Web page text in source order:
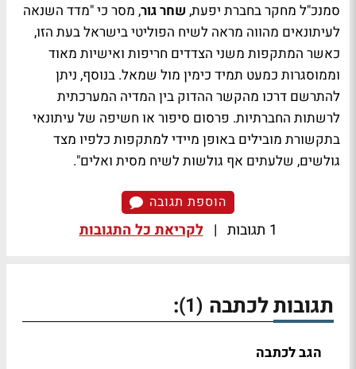
סמנכ"ל מחקר בחברת יפעת, שחר גור, מסר כי "מדד השנאה
לעיתונאים מהווה מראה לשיח הפוליטי בישראל בעת הזו,
כאשר המתקפות משני הצדדים חריפות ואישיות מאוד
וממוסגרות כמעט תמיד כימין מול שמאל. בנוסף, ניתן
להתרשם דרכו מהקשר ההדוק בין המדיה המערכתית
לרשתות החברתיות. פרסום סיפור או חשיפה של עיתונאי
בתקשורת מובילים באופן מיידי למתקפות כלפיו מצד
גולשים, שלעתים אף גולשות לשיח מסית ואלים".
הוספת תגובה
1 תגובות | לקריאת כל התגובות
תגובות לכתבה (1)
:
הגב לכתבה